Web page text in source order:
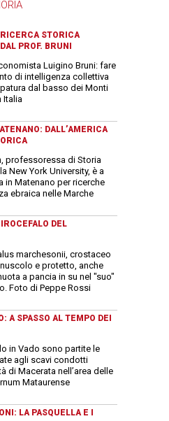
STORICA
PROF. BRUNI
Luigino Bruni: fare
di intelligenza collettiva
dal basso dei Monti
Italia
DALL’AMERICA
professoressa di Storia
New York University, è a
in Matenano per ricerche
ebraica nelle Marche
DEL
marchesonii, crostaceo
e protetto, anche
a pancia in su nel "suo"
Foto di Peppe Rossi
A SPASSO AL TEMPO DEI
in Vado sono partite le
agli scavi condotti
di Macerata nell’area delle
Mataurense
LA PASQUELLA E I